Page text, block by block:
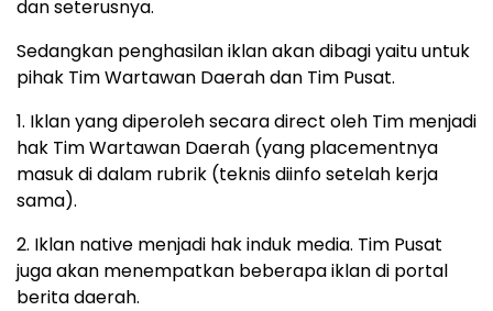
dan seterusnya.
Sedangkan penghasilan iklan akan dibagi yaitu untuk
pihak Tim Wartawan Daerah dan Tim Pusat.
1. Iklan yang diperoleh secara direct oleh Tim menjadi
hak Tim Wartawan Daerah (yang placementnya
masuk di dalam rubrik (teknis diinfo setelah kerja
sama).
2. Iklan native menjadi hak induk media. Tim Pusat
juga akan menempatkan beberapa iklan di portal
berita daerah.